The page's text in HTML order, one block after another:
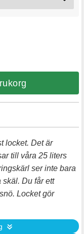
locket. Det är
till våra 25 liters
ser inte bara
skäl. Du får ett
Locket gör